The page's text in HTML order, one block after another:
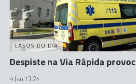
CASOS DO DIA
Despiste na Via Rápida
4 Jan 13:24